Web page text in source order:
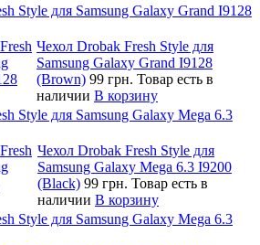
Style для Samsung Galaxy Grand I9128
Чехол Drobak Fresh Style для
Samsung Galaxy Grand I9128
(Brown) 99 грн. Товар есть в
наличии В корзину
Style для Samsung Galaxy Mega 6.3
Чехол Drobak Fresh Style для
Samsung Galaxy Mega 6.3 I9200
(Black) 99 грн. Товар есть в
наличии В корзину
Style для Samsung Galaxy Mega 6.3